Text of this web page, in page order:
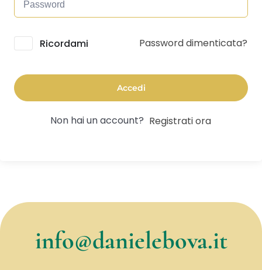
Alternative:
Ricordami Password dimenticata?
Accedi
Non hai un account? Registrati ora
info@danielebova.it